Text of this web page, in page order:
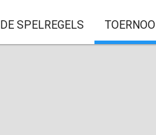
DE SPELREGELS